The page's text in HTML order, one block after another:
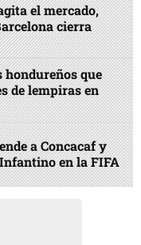
el mercado,
cierra
que
de lempiras en
a Concacaf y
en la FIFA